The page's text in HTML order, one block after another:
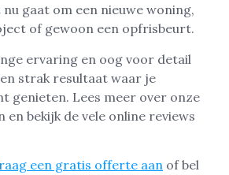
gaat om een nieuwe woning,
of gewoon een opfrisbeurt.
ervaring en oog voor detail
strak resultaat waar je
genieten. Lees meer over onze
en bekijk de vele online reviews
een gratis offerte aan of bel